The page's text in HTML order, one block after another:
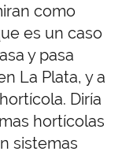
como
es un caso
y pasa
La Plata, y a
Diría
hortícolas
sistemas